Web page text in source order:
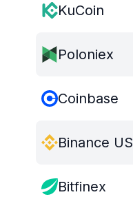
KuCoin
Poloniex
Coinbase
Binance US
Bitfinex